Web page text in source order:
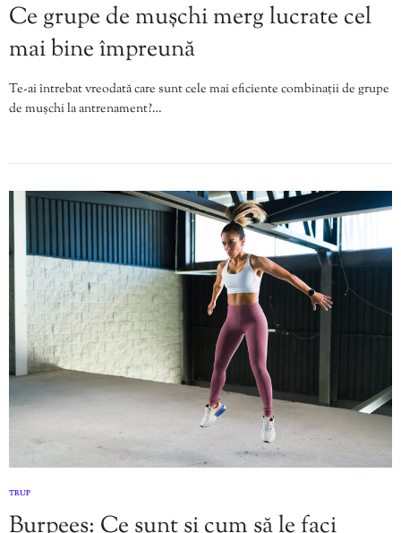
Ce grupe de mușchi merg lucrate cel
mai bine împreună
Te-ai întrebat vreodată care sunt cele mai eficiente combinații de grupe
de mușchi la antrenament?…
TRUP